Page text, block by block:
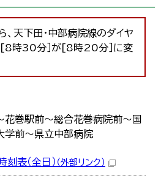
天下田・中部病院線のダイヤ
時30分］が[8時20分］に変
花巻駅前～総合花巻病院前～国
学前～県立中部病院
表（全日） （外部リンク）